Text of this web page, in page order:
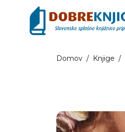
Domov / Knjige /